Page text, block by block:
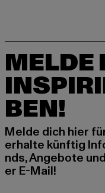
MELDE
BEN!
Melde dich hier
erhalte künftig
nds, Angebote
er E-Mail!